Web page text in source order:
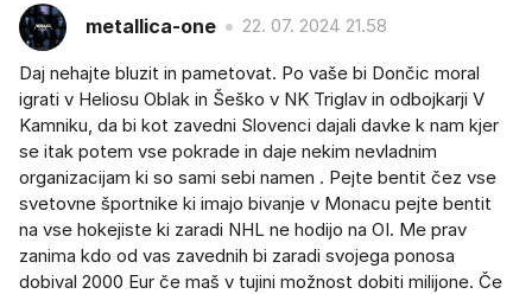
metallica-one 22. 07. 2024 21.58
Daj nehajte bluzit in pametovat. Po vaše bi Dončic moral
igrati v Heliosu Oblak in Šeško v NK Triglav in odbojkarji V
Kamniku, da bi kot zavedni Slovenci dajali davke k nam kjer
se itak potem vse pokrade in daje nekim nevladnim
organizacijam ki so sami sebi namen . Pejte bentit čez vse
svetovne športnike ki imajo bivanje v Monacu pejte bentit
na vse hokejiste ki zaradi NHL ne hodijo na OI. Me prav
zanima kdo od vas zavednih bi zaradi svojega ponosa
dobival 2000 Eur če maš v tujini možnost dobiti milijone. Če